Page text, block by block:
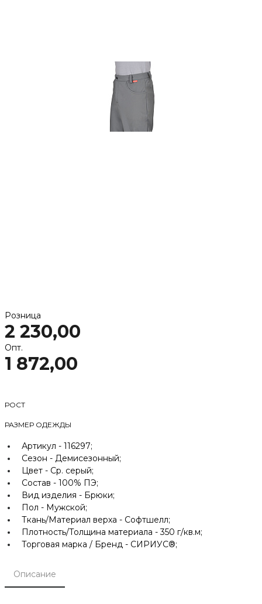
Розница
2 230,00
Опт.
1 872,00
РОСТ
РАЗМЕР ОДЕЖДЫ
Артикул - 116297;
Сезон - Демисезонный;
Цвет - Ср. серый;
Состав - 100% ПЭ;
Вид изделия - Брюки;
Пол - Мужской;
Ткань/Материал верха - Софтшелл;
Плотность/Толщина материала -350 г/кв.м;
Торговая марка / Бренд - СИРИУС®;
Описание